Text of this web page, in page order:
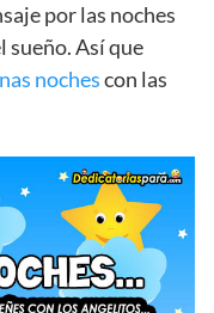
por las noches
sueño. Así que
nochescon las